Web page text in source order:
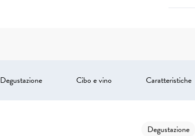
Degustazione Cibo e vino Caratteristiche
Degustazione